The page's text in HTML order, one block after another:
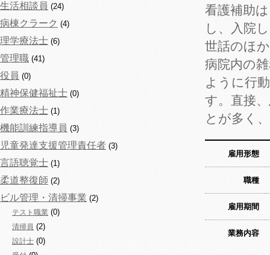
生活相談員 (24)
病棟クラーク (4)
理学療法士 (6)
管理職 (41)
役員 (0)
精神保健福祉士 (0)
作業療法士 (1)
機能訓練指導員 (3)
児童発達支援管理責任者 (3)
言語聴覚士 (1)
柔道整復師 (2)
ビル管理・清掃事業 (2)
テスト職業 (0)
清掃員 (2)
設計士 (0)
看護補助
し、入院
世話のほ
病院内の
ように行
す。直接
とが多く
雇用形態
職種
雇用期間
業務内容